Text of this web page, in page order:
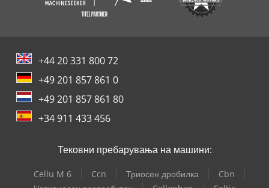
+44 20 331 800 72
+49 201 857 861 0
+49 201 857 861 80
+34 911 433 456
Тековни пребарувања на машини:
Cellu M 6 Ccn Триосен дробилка
Cbn